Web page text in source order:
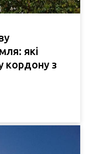
які
кордону з